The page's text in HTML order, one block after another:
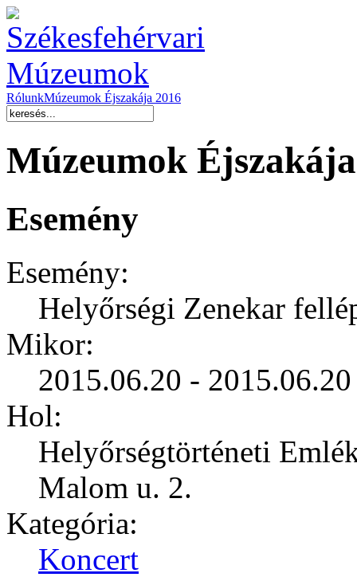
RólunkMúzeumok Éjszakája 2016
Múzeumok Éjszakája
Esemény
Esemény:
Helyőrségi Zenekar
Mikor:
2015.06.20 -
Hol:
Helyőrségtörténeti
Malom u. 2.
Kategória:
Koncert